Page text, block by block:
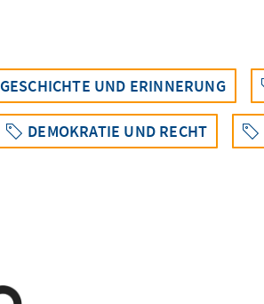
GESCHICHTE UND ERINNERUNG
DEMOKRATIE UND RECHT